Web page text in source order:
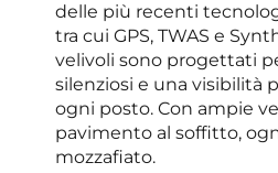
delle più recenti
tra cui GPS, TWAS e
velivoli sono progettati
silenziosi e una visibilità
ogni posto. Con ampie
pavimento al soffitto,
mozzafiato.